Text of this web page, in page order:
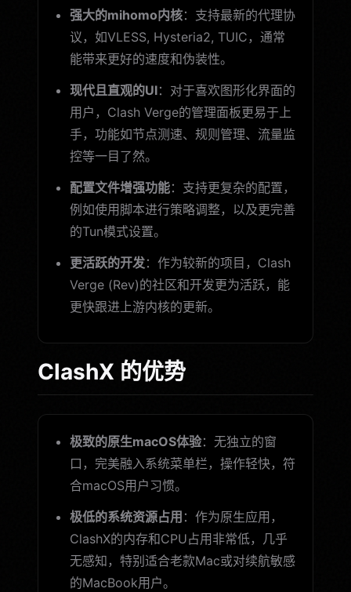
强大的mihomo内核：支持最新的代理协
议，如VLESS, Hysteria2, TUIC，通常
能带来更好的速度和伪装性。
现代且直观的UI：对于喜欢图形化界面的
用户，Clash Verge的管理面板更易于上
手，功能如节点测速、规则管理、流量监
控等一目了然。
配置文件增强功能：支持更复杂的配置，
例如使用脚本进行策略调整，以及更完善
的Tun模式设置。
更活跃的开发：作为较新的项目，Clash
Verge (Rev)的社区和开发更为活跃，能
更快跟进上游内核的更新。
ClashX 的优势
极致的原生macOS体验：无独立的窗
口，完美融入系统菜单栏，操作轻快，符
合macOS用户习惯。
极低的系统资源占用 ：作为原生应用，
ClashX的内存和CPU占用非常低，几乎
无感知，特别适合老款Mac或对续航敏感
的MacBook用户。